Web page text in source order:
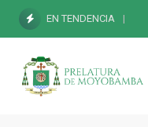
EN TENDENCIA